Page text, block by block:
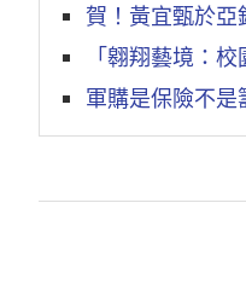
賀！黃宜甄於亞
「翱翔藝境：
軍購是保險不